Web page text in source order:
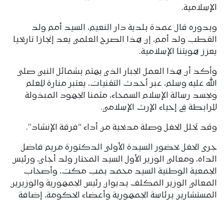
الإسلامية.
وبدوره قال عمدة بلدية دار النعيم، السيد أمم ولد
القطب ولد أمم، إن هذا الصرح العلمي يعد إنجازا تاريخيا
يعزز هويتنا الإسلامية.
وأكد أن هذا العمل الجبار الذي يهتم بشمائل النبي صلى
الله عليه وسلم، عبر أحدث التقنيات، يعتبر منارة للعلم
ويجسد رسالة الإسلام السمحاء، مثمنا الجهود المبذولة
للرابطة في إحياء الإرث الإسلامي.
وقد تخلل الحفل وصلة مديحية من أداء “فرقة الإنشاد”.
جرى الحفل بحضور السيدة الأولى الدكتورة مريم فاضل
الداه، ومعالي الوزير الأول السيد المختار ولد أجاي، ورئيس
الجمعية الوطنية السيد محمد بمب مكت، وأصحاب
المعالي الوزير المكلف بديوان رئيس الجمهورية والوزيرين
المستشارين برئاسة الجمهورية وأعضاء الحكومة، إضافة